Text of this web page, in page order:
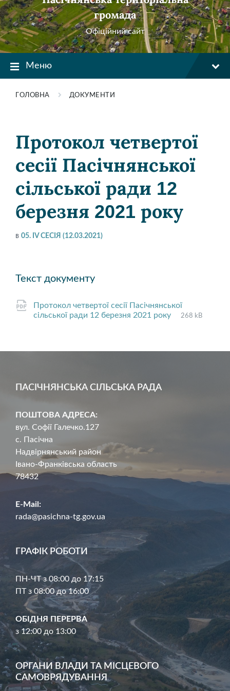
громада
Офіційний сайт
Меню
ГОЛОВНА ДОКУМЕНТИ
Протокол четвертої
сесії Пасічнянської
сільської ради 12
березня 2021 року
в 05. IV СЕСІЯ (12.03.2021)
Текст документу
Протокол четвертої сесії Пасічнянської
сільської ради 12 березня 2021 року
File
pdf
File
268 kB
ПАСІЧНЯНСЬКА СІЛЬСЬКА РАДА
ПОШТОВА АДРЕСА:
вул. Софії Галечко.127
с. Пасічна
Надвірнянський район
Івано-Франківська область
78432
E-Mail:
rada@pasichna-tg.gov.ua
ГРАФІК РОБОТИ
ПН-ЧТ з 08:00 до 17:15
ПТ з 08:00 до 16:00
ОБІДНЯ ПЕРЕРВА
з 12:00 до 13:00
ОРГАНИ ВЛАДИ ТА МІСЦЕВОГО
САМОВРЯДУВАННЯ